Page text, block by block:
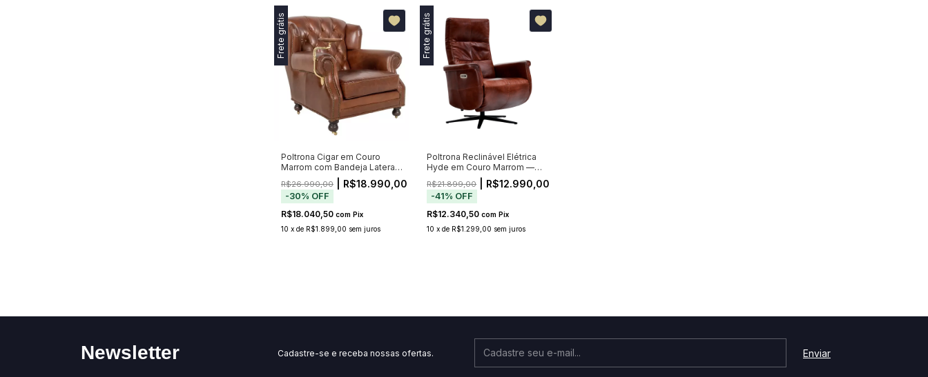
Frete grátis
Poltrona Cigar em Couro
Marrom com Bandeja Lateral
(Pré-venda - Envio a partir de
20/11)
R$26.990,00 | R$18.990,00
-30% OFF
R$18.040,50 com Pix
10 x de R$1.899,00 sem juros
Frete grátis
Poltrona Reclinável Elétrica
Hyde em Couro Marrom —
R$21.899,00| R$12.990,00
-41% OFF
R$12.340,50com Pix
10 xde R$1.299,00 sem juros
Newsletter Cadastre-se e receba nossas ofertas.